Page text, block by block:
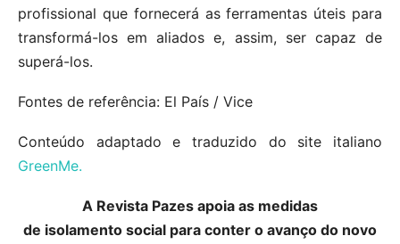
profissional que fornecerá as ferramentas úteis para
transformá-los em aliados e, assim, ser capaz de
superá-los.
Fontes de referência: El País / Vice
Conteúdo adaptado e traduzido do site italiano
GreenMe.
A Revista Pazes apoia as medidas
de isolamento social para conter o avanço do novo